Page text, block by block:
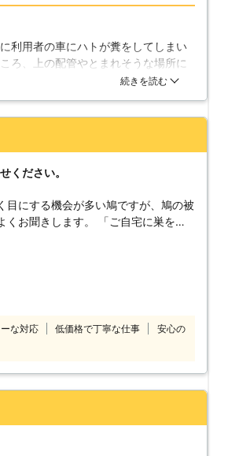
トを見つけてもエサを与えないよう
るようになったときは、当社のハト
利用者の車にハトが糞をしてしまい
ろ、上の配管やとまれそうな場所に
とも無くなったので、糞の被害も無
続きを読む
ください。
目にする機会が多い鳩ですが、鳩の被
お聞きします。 「ご自宅に巣を作
ランダや駐車場に大量の鳩の糞が…」
、また戻ってきた」など。 このよ
もいるかと思います。 鳩110番に加
合わせて適切な方法をお客様にご提
除の法律につい
鳥獣保護法に違反してしまうことが
バトは狩猟期間内であれば1日10羽ま
為や、過度な威嚇によって鳩の生命
) ・卵や巣を採取、移動させる行為の
な対応 低価格で丁寧な仕事
安心の